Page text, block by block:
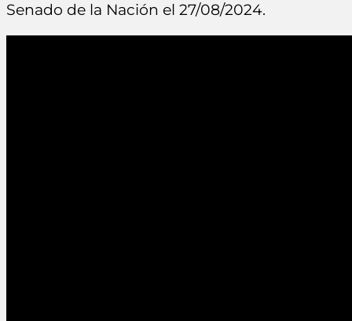
Senado de la Nación el 27/08/2024.